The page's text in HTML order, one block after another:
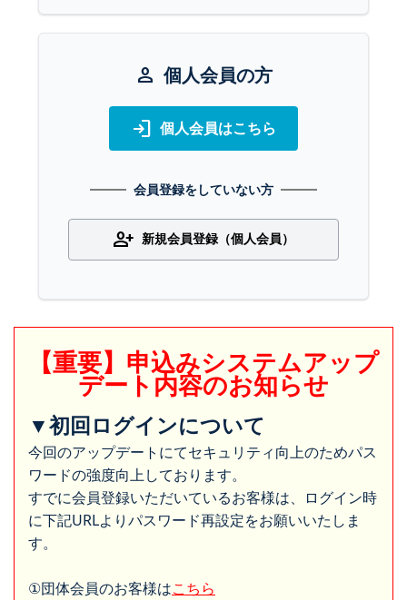
person 個人会員の方
login 個人会員はこちら
会員登録をしていない方
person_add 新規会員登録（個人会員）
【重要】申込みシステムアップ
デート内容のお知らせ
▼初回ログインについて
今回のアップデートにてセキュリティ向上のためパス
ワードの強度向上しております。
すでに会員登録いただいているお客様は、ログイン時
に下記URLよりパスワード再設定をお願いいたしま
す。
①団体会員のお客様はこちら